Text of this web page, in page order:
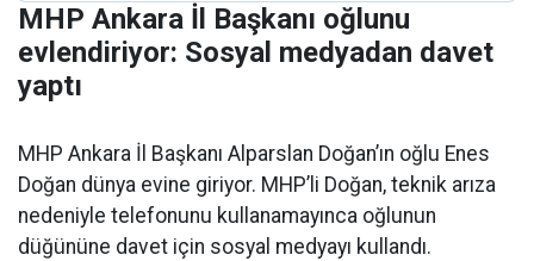
MHP Ankara İl Başkanı oğlunu
evlendiriyor: Sosyal medyadan davet
yaptı
MHP Ankara İl Başkanı Alparslan Doğan’ın oğlu Enes
Doğan dünya evine giriyor. MHP’li Doğan, teknik arıza
nedeniyle telefonunu kullanamayınca oğlunun
düğününe davet için sosyal medyayı kullandı.